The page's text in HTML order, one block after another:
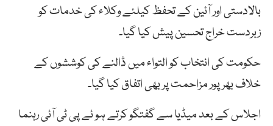
بالادستی اور آئین کے تحفظ کیلئے وکلاء کی خدمات کو
زبردست خراج تحسین پیش کیا گیا۔
حکومت کی انتخاب کو التواء میں ڈالنے کی کوششوں کے
خلاف بھرپور مزاحمت پر بھی اتفاق کیا گیا۔
اجلاس کے بعد میڈیا سے گفتگو کرتے ہو ئے پی ٹی آئی رہنما